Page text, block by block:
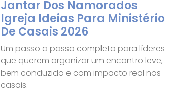
Jantar Dos Namorados
Igreja Ideias Para Ministério
De Casais 2026
Um passo a passo completo para líderes
que querem organizar um encontro leve,
bem conduzido e com impacto real nos
casais.